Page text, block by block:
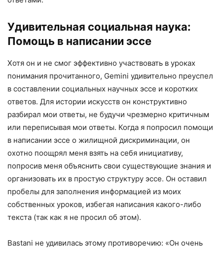
Удивительная социальная наука:
Помощь в написании эссе
Хотя он и не смог эффективно участвовать в уроках
понимания прочитанного, Gemini удивительно преуспел
в составлении социальных научных эссе и коротких
ответов. Для истории искусств он конструктивно
разбирал мои ответы, не будучи чрезмерно критичным
или переписывая мои ответы. Когда я попросил помощи
в написании эссе о жилищной дискриминации, он
охотно поощрял меня взять на себя инициативу,
попросив меня объяснить свои существующие знания и
организовать их в простую структуру эссе. Он оставил
пробелы для заполнения информацией из моих
собственных уроков, избегая написания какого-либо
текста (так как я не просил об этом).
Bastani не удивилась этому противоречию: «Он очень